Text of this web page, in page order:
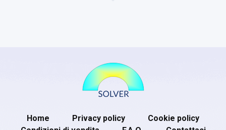
Home Privacy policy
Cookie policy